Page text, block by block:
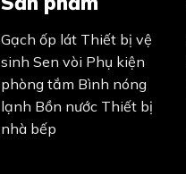
Gạch ốp lát Thiết bị vệ
sinh Sen vòi Phụ kiện
phòng tắm Bình nóng
lạnh Bồn nước Thiết bị
nhà bếp